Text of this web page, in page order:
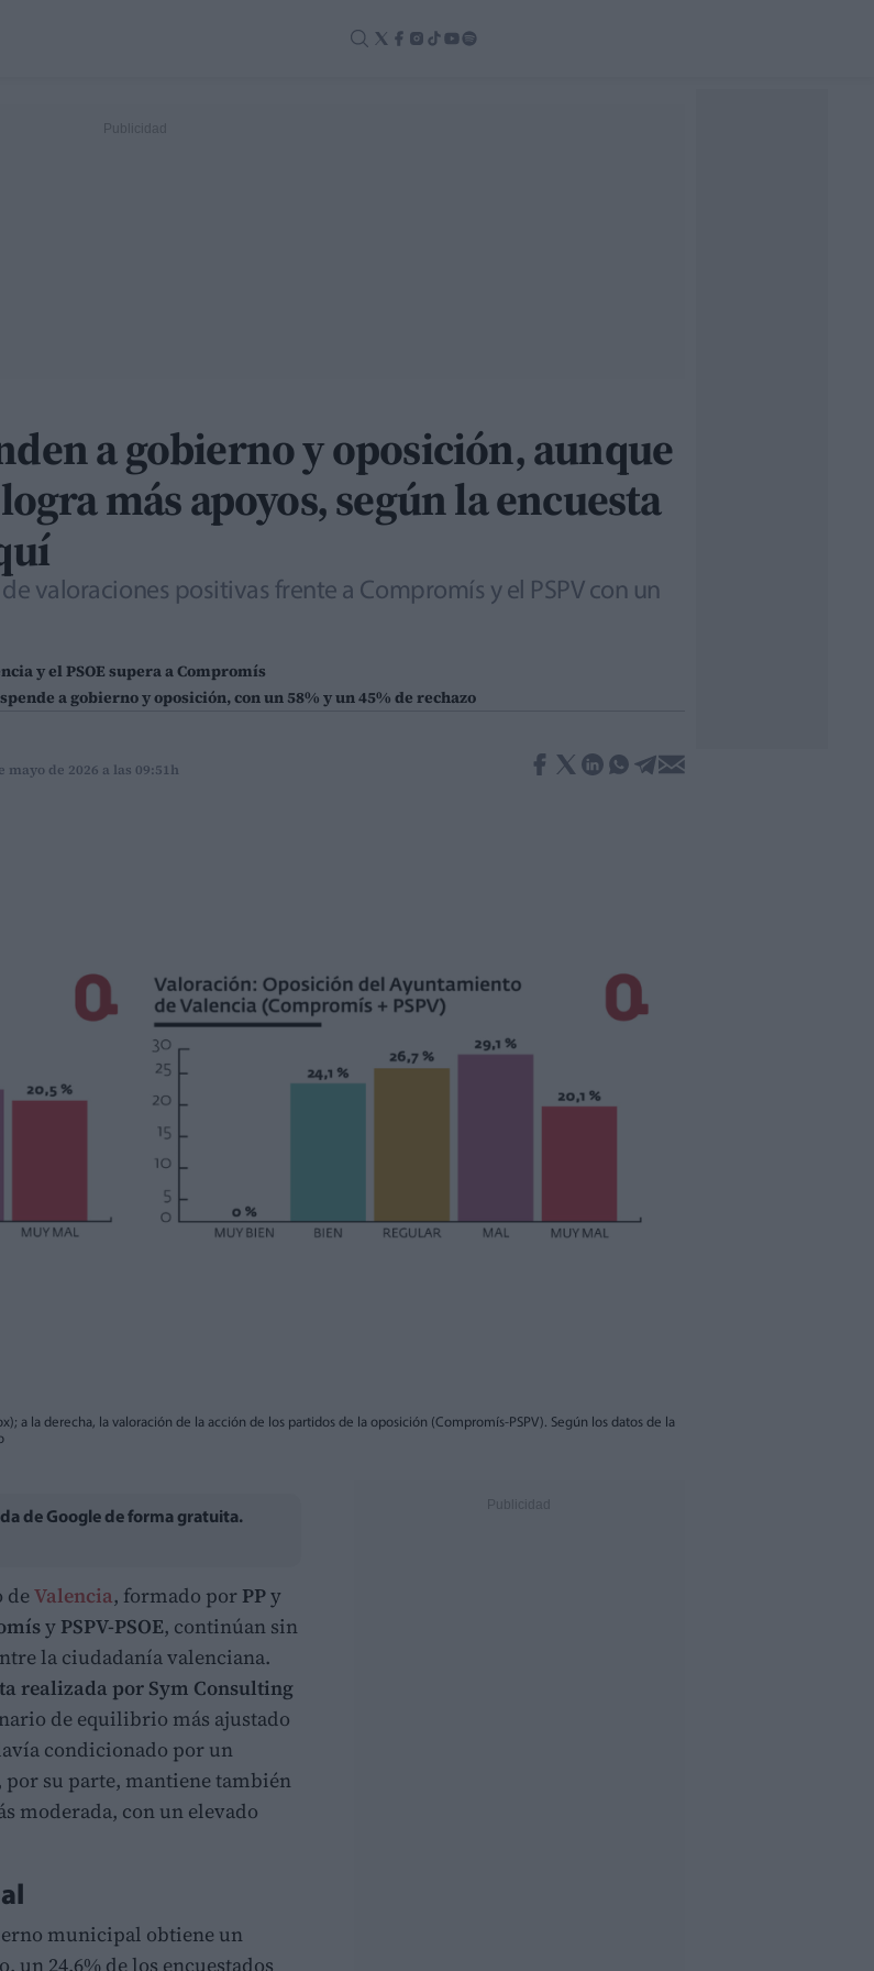
a gobierno y oposición, aunque
más apoyos, según la encuesta
valoraciones positivas frente a Compromís y el PSPV con un
y el PSOE supera a Compromís
a gobierno y oposición, con un 58% y un 45% de rechazo
de 2026 a las 09:51h
a la derecha, la valoración de la acción de los partidos de la oposición (Compromís-PSPV). Según los datos de la
de Google de forma gratuita.
deValencia, formado por PPy
y PSPV-PSOE, continúan sin
la ciudadanía valenciana.
realizada por Sym Consulting
de equilibrio más ajustado
condicionado por un
su parte, mantiene también
moderada, con un elevado
municipal obtiene un
un 24,6% de los encuestados